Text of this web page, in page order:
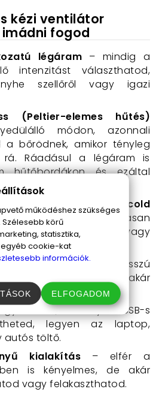
kézi ventilátor
fogod
légáram – mindig a
intenzitást választhatod,
szellőről vagy igazi
(Peltier-elemes hűtés)
módon, azonnali
a bőrödnek, amikor tényleg
rá. Ráadásul a légáram is
hűtőbordákon és ezáltal
ventilátor és cold
– rugalmasan
csak a ventilátort vagy
akkumulátor
– hosszú
nap veled lehessen, akár
pihenés közben.
bármilyen USB-s
legyen az laptop,
autós töltő.
kialakítás
– elfér a
is kényelmes, de akár
vagy felakaszthatod.
működéshez szükséges
körű
statisztika,
cookie-kat
információk.
ELFOGADOM